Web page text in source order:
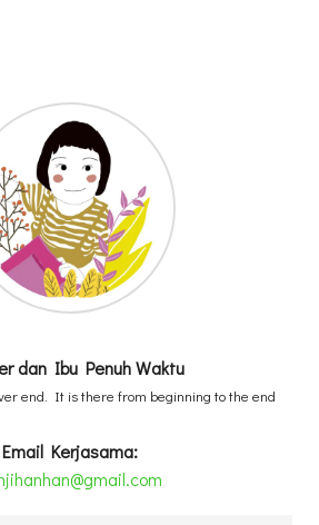
dan Ibu Penuh Waktu
end. It is there from beginning to the end
Email Kerjasama: